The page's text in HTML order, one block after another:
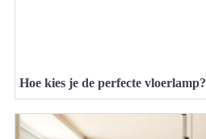
Hoe kies je de perfecte vloerlamp?